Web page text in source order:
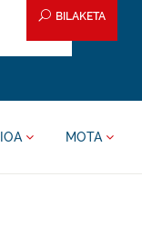
BILAKETA
MOTA